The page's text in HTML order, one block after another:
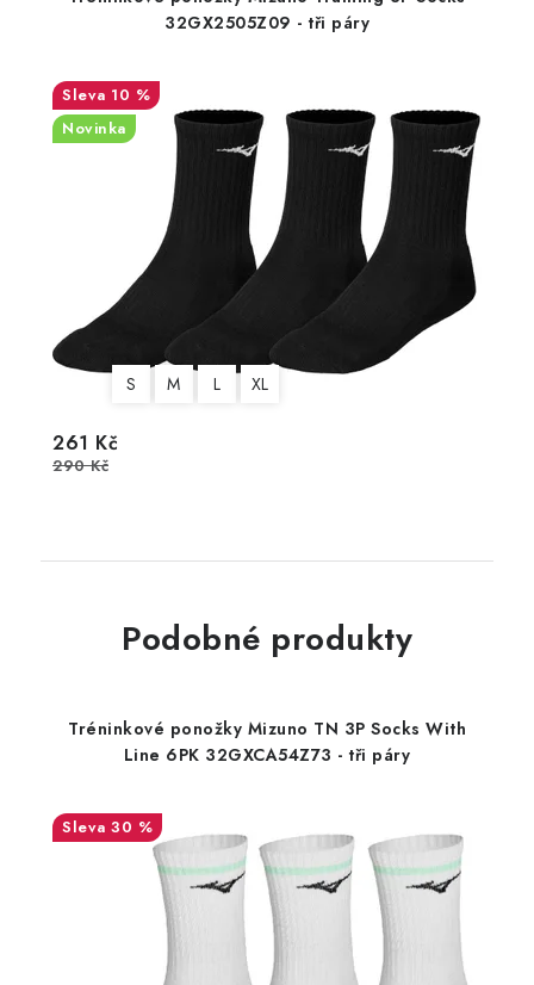
32GX2505Z09 - tři páry
10 %
Novinka
S M L XL
261 Kč
290 Kč
Podobné produkty
Tréninkové ponožky Mizuno TN 3P Socks With
Line 6PK 32GXCA54Z73 - tři páry
30 %